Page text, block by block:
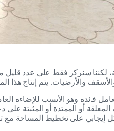
لكننا سنركز فقط على عدد قليل
والأرضيات. يتم إنتاج هذا
فائدة وهو الأنسب للإضاءة
المعلقة أو الممتدة أو
إيجابي على تخطيط المساحة مع